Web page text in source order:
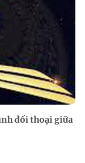
đối thoại giữa